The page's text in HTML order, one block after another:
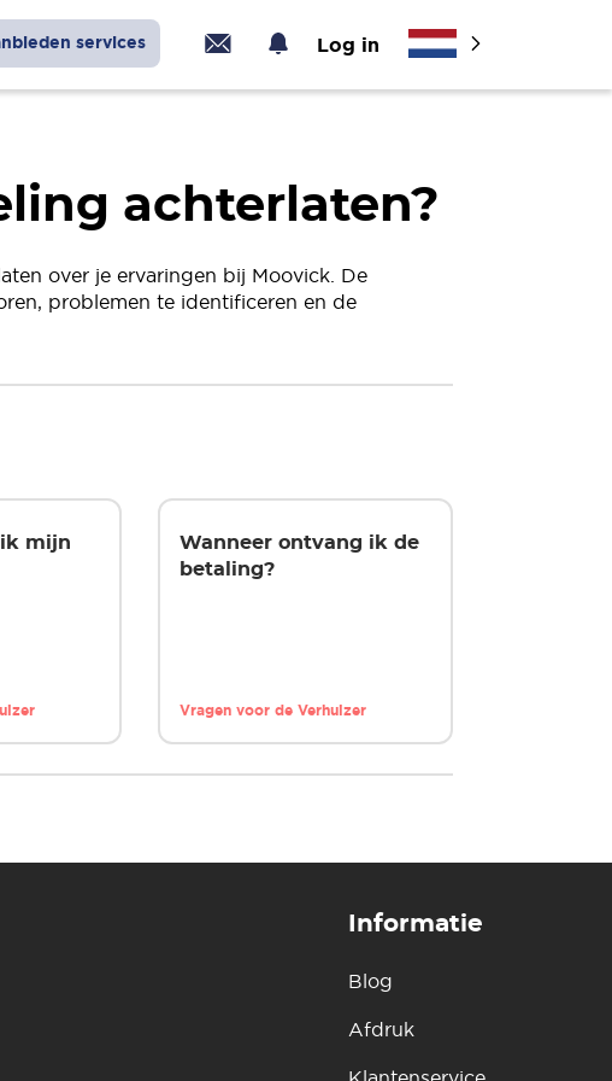
services Log in
achterlaten?
over je ervaringen bij Moovick. De
problemen te identificeren en de
ik mijn
Wanneer ontvang ik de
betaling?
Vragen voor de Verhuizer
Informatie
Blog
Afdruk